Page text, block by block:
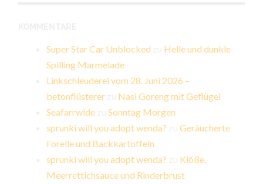
Super Star Car Unblocked
Helle und dunkle
Spilling Marmelade
Linkschleuderei vom 28. Juni 2026 –
betonflüsterer
Nasi Goreng mit Geflügel
Seafarrwide zuSonntag Morgen
sprunki will you adopt wenda? zuGeräucherte
Forelle und Backkartoffeln
sprunki will you adopt wenda?
Klöße,
Meerrettichsauce und Rinderbrust